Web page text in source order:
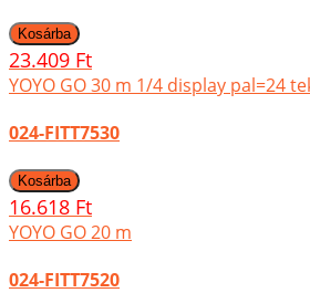
23.409 Ft
YOYO GO 30 m 1/4 display pal=24
024-FITT7530
16.618 Ft
YOYO GO 20 m
024-FITT7520